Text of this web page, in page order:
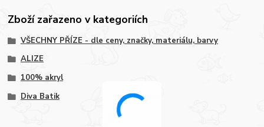
Zboží zařazeno v kategoriích
VŠECHNY PŘÍZE - dle ceny, značky, materiálu, barvy
ALIZE
100% akryl
Diva Batik